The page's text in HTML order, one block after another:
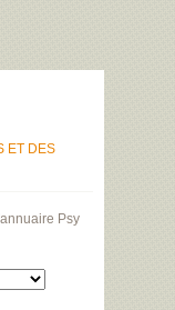
ET DES
Psy